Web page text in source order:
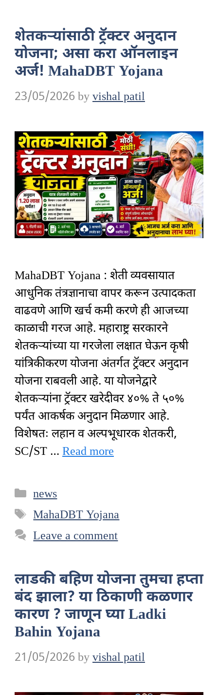
शेतकऱ्यांसाठी ट्रॅक्टर अनुदान
योजना; असा करा ऑनलाइन
अर्ज! MahaDBT Yojana
23/05/2026 byvishal patil
MahaDBT Yojana : शेती व्यवसायात
आधुनिक तंत्रज्ञानाचा वापर करून उत्पादकता
वाढवणे आणि खर्च कमी करणे ही आजच्या
काळाची गरज आहे. महाराष्ट्र सरकारने
शेतकऱ्यांच्या या गरजेला लक्षात घेऊन कृषी
यांत्रिकीकरण योजना अंतर्गत ट्रॅक्टर अनुदान
योजना राबवली आहे. या योजनेद्वारे
शेतकऱ्यांना ट्रॅक्टर खरेदीवर ४०% ते ५०%
पर्यंत आकर्षक अनुदान मिळणार आहे.
विशेषतः लहान व अल्पभूधारक शेतकरी,
SC/ST … Read more
Categories
news
Tags
MahaDBT Yojana
Leave a comment
लाडकी बहिण योजना तुमचा हप्ता
बंद झाला? या ठिकाणी कळणार
कारण ? जाणून घ्या Ladki
Bahin Yojana
21/05/2026 byvishal patil